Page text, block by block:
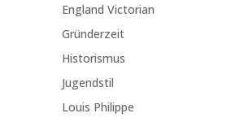
England Victorian
Gründerzeit
Historismus
Jugendstil
Louis Philippe